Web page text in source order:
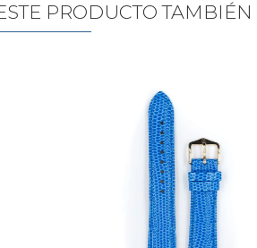
PRODUCTO TAMBIÉN